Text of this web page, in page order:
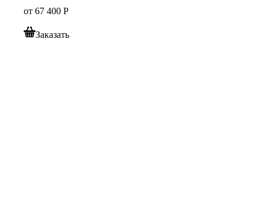
от 67 400 Р
Заказать